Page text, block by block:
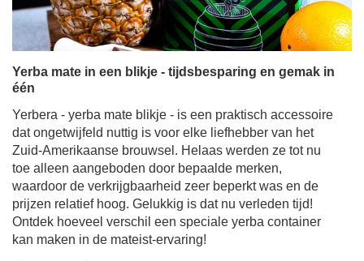
Yerba mate in een blikje - tijdsbesparing en gemak in
één
Yerbera - yerba mate blikje - is een praktisch accessoire
dat ongetwijfeld nuttig is voor elke liefhebber van het
Zuid-Amerikaanse brouwsel. Helaas werden ze tot nu
toe alleen aangeboden door bepaalde merken,
waardoor de verkrijgbaarheid zeer beperkt was en de
prijzen relatief hoog. Gelukkig is dat nu verleden tijd!
Ontdek hoeveel verschil een speciale yerba container
kan maken in de mateist-ervaring!